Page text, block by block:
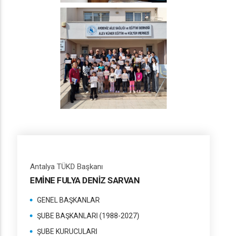
Antalya TÜKD Başkanı
EMİNE FULYA DENİZ SARVAN
GENEL BAŞKANLAR
ŞUBE BAŞKANLARI (1988-2027)
ŞUBE KURUCULARI